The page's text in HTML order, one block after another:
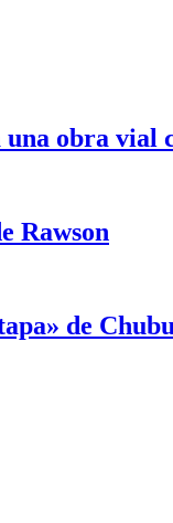
una obra vial
Rawson
de